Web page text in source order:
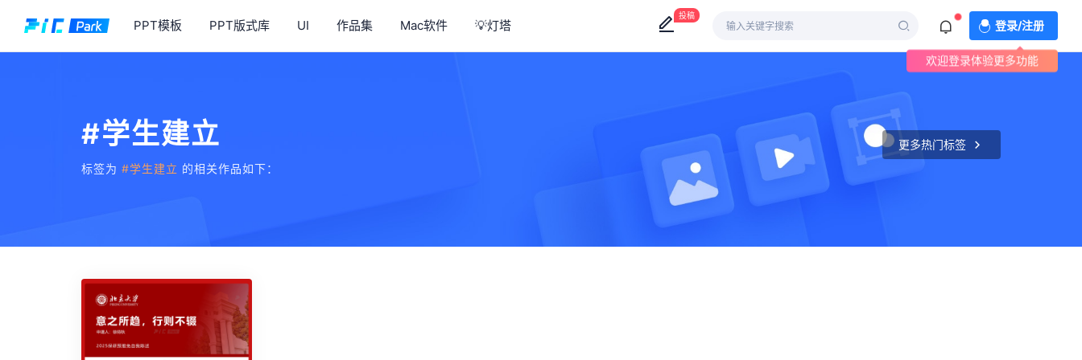
PPT模板 PPT版式库 UI 作品集 Mac软件 💡灯塔
投稿
登录/注册
欢迎登录体验更多功能
#学生建立
标签为 #学生建立 的相关作品如下：
更多热门标签